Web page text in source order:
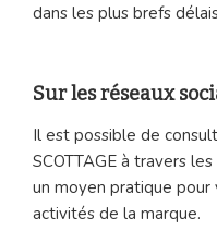
dans les plus brefs
Sur les réseaux
Il est possible de
SCOTTAGE à travers
un moyen pratique
activités de la marque.